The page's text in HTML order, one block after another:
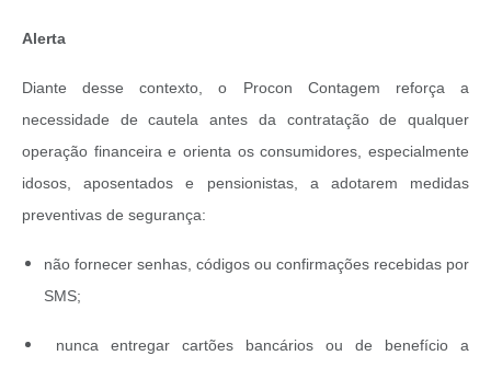
Alerta
Diante desse contexto, o Procon Contagem reforça a
necessidade de cautela antes da contratação de qualquer
operação financeira e orienta os consumidores, especialmente
idosos, aposentados e pensionistas, a adotarem medidas
preventivas de segurança:
não fornecer senhas, códigos ou confirmações recebidas por
SMS;
nunca entregar cartões bancários ou de benefício a